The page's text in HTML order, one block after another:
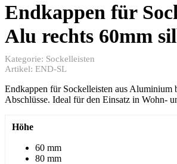
Endkappen für
Alu rechts 60mm
Kategorie: Sockelleisten
Artikel: END-SL
Endkappen für Sockelleisten aus Aluminium
Abschlüsse. Ideal für den Einsatz in Wohn-
Höhe
60 mm
80 mm